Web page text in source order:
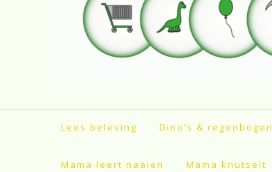
Lees beleving Dino’s & regenbogen
Mama leert naaien Mama knutselt